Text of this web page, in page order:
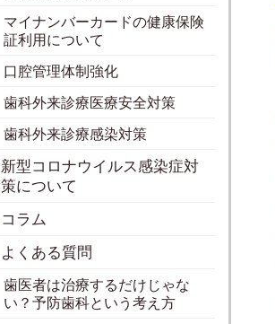
マイナンバーカードの健康保険
証利用について
口腔管理体制強化
歯科外来診療医療安全対策
歯科外来診療感染対策
新型コロナウイルス感染症対
策について
コラム
よくある質問
歯医者は治療するだけじゃな
い？予防歯科という考え方